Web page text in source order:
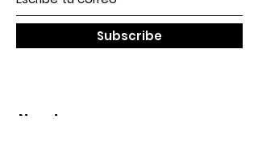
Subscribe
Nosotros